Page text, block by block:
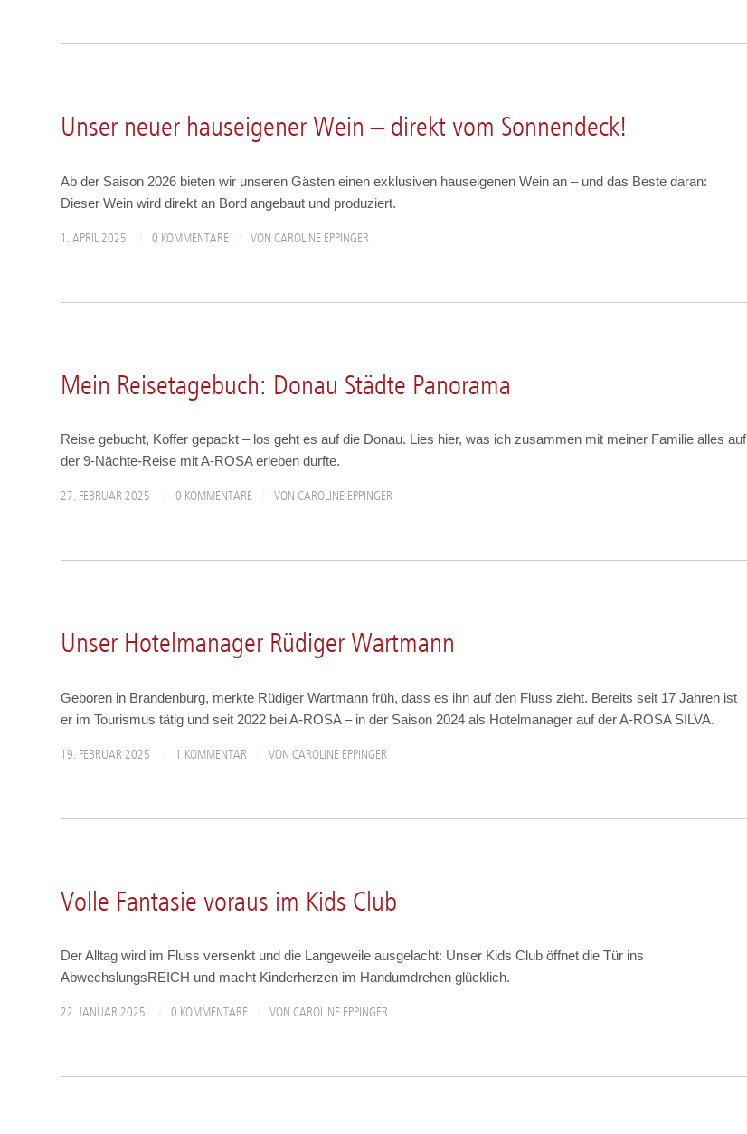
Unser neuer hauseigener Wein – direkt vom Sonnendeck!
Ab der Saison 2026 bieten wir unseren Gästen einen exklusiven hauseigenen Wein an – und das Beste daran:
Dieser Wein wird direkt an Bord angebaut und produziert.
1. APRIL 2025 0 KOMMENTARE VON CAROLINE EPPINGER
Mein Reisetagebuch: Donau Städte Panorama
Reise gebucht, Koffer gepackt – los geht es auf die Donau. Lies hier, was ich zusammen mit meiner Familie alles auf
der 9-Nächte-Reise mit A-ROSA erleben durfte.
27. FEBRUAR 2025 0 KOMMENTARE VON CAROLINE EPPINGER
Unser Hotelmanager Rüdiger Wartmann
Geboren in Brandenburg, merkte Rüdiger Wartmann früh, dass es ihn auf den Fluss zieht. Bereits seit 17 Jahren ist
er im Tourismus tätig und seit 2022 bei A-ROSA – in der Saison 2024 als Hotelmanager auf der A-ROSA SILVA.
19. FEBRUAR 2025 1 KOMMENTAR VON CAROLINE EPPINGER
Volle Fantasie voraus im Kids Club
Der Alltag wird im Fluss versenkt und die Langeweile ausgelacht: Unser Kids Club öffnet die Tür ins
AbwechslungsREICH und macht Kinderherzen im Handumdrehen glücklich.
22. JANUAR 2025 0 KOMMENTARE VON CAROLINE EPPINGER